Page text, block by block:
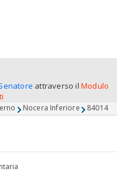
attraverso ilModulo
Nocera Inferiore 84014